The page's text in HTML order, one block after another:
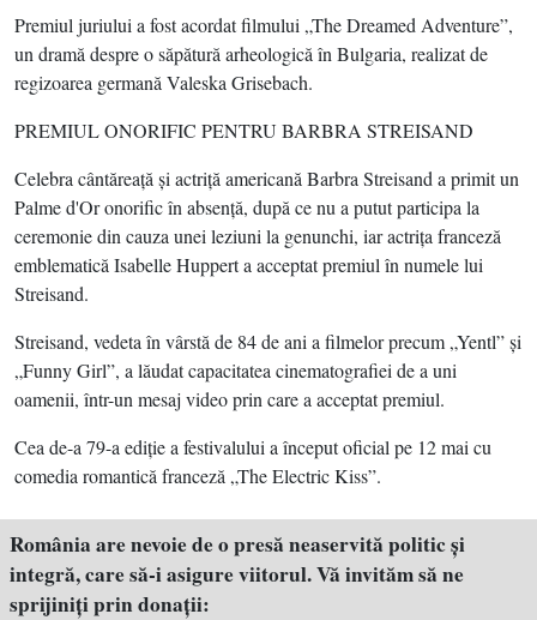
Premiul juriului a fost acordat filmului „The Dreamed Adventure”,
un dramă despre o săpătură arheologică în Bulgaria, realizat de
regizoarea germană Valeska Grisebach.
PREMIUL ONORIFIC PENTRU BARBRA STREISAND
Celebra cântăreaţă şi actriţă americană Barbra Streisand a primit un
Palme d'Or onorific în absenţă, după ce nu a putut participa la
ceremonie din cauza unei leziuni la genunchi, iar actriţa franceză
emblematică Isabelle Huppert a acceptat premiul în numele lui
Streisand.
Streisand, vedeta în vârstă de 84 de ani a filmelor precum „Yentl” şi
„Funny Girl”, a lăudat capacitatea cinematografiei de a uni
oamenii, într-un mesaj video prin care a acceptat premiul.
Cea de-a 79-a ediţie a festivalului a început oficial pe 12 mai cu
comedia romantică franceză „The Electric Kiss”.
România are nevoie de o presă neaservită politic şi
integră, care să-i asigure viitorul. Vă invităm să ne
sprijiniţi prin donaţii: